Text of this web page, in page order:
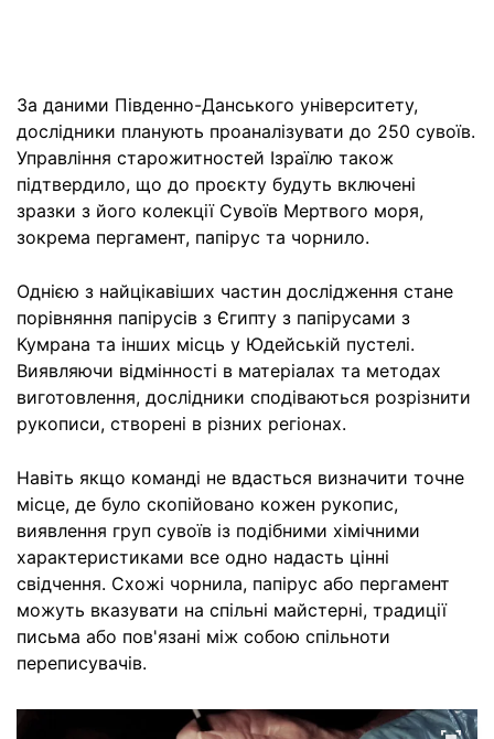
За даними Південно-Данського університету,
дослідники планують проаналізувати до 250 сувоїв.
Управління старожитностей Ізраїлю також
підтвердило, що до проєкту будуть включені
зразки з його колекції Сувоїв Мертвого моря,
зокрема пергамент, папірус та чорнило.
Однією з найцікавіших частин дослідження стане
порівняння папірусів з Єгипту з папірусами з
Кумрана та інших місць у Юдейській пустелі.
Виявляючи відмінності в матеріалах та методах
виготовлення, дослідники сподіваються розрізнити
рукописи, створені в різних регіонах.
Навіть якщо команді не вдасться визначити точне
місце, де було скопійовано кожен рукопис,
виявлення груп сувоїв із подібними хімічними
характеристиками все одно надасть цінні
свідчення. Схожі чорнила, папірус або пергамент
можуть вказувати на спільні майстерні, традиції
письма або пов'язані між собою спільноти
переписувачів.